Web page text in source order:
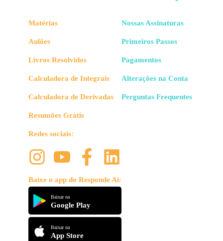
Matérias
Aulões
Livros Resolvidos
Calculadora de Integrais
Calculadora de Derivadas
Resumões Grátis
Redes sociais:
Baixe o app do Responde Aí:
Baixar na
Google Play
Baixar na
App Store
Nossas Assinaturas
Primeiros Passos
Pagamentos
Alterações na Conta
Perguntas Frequentes